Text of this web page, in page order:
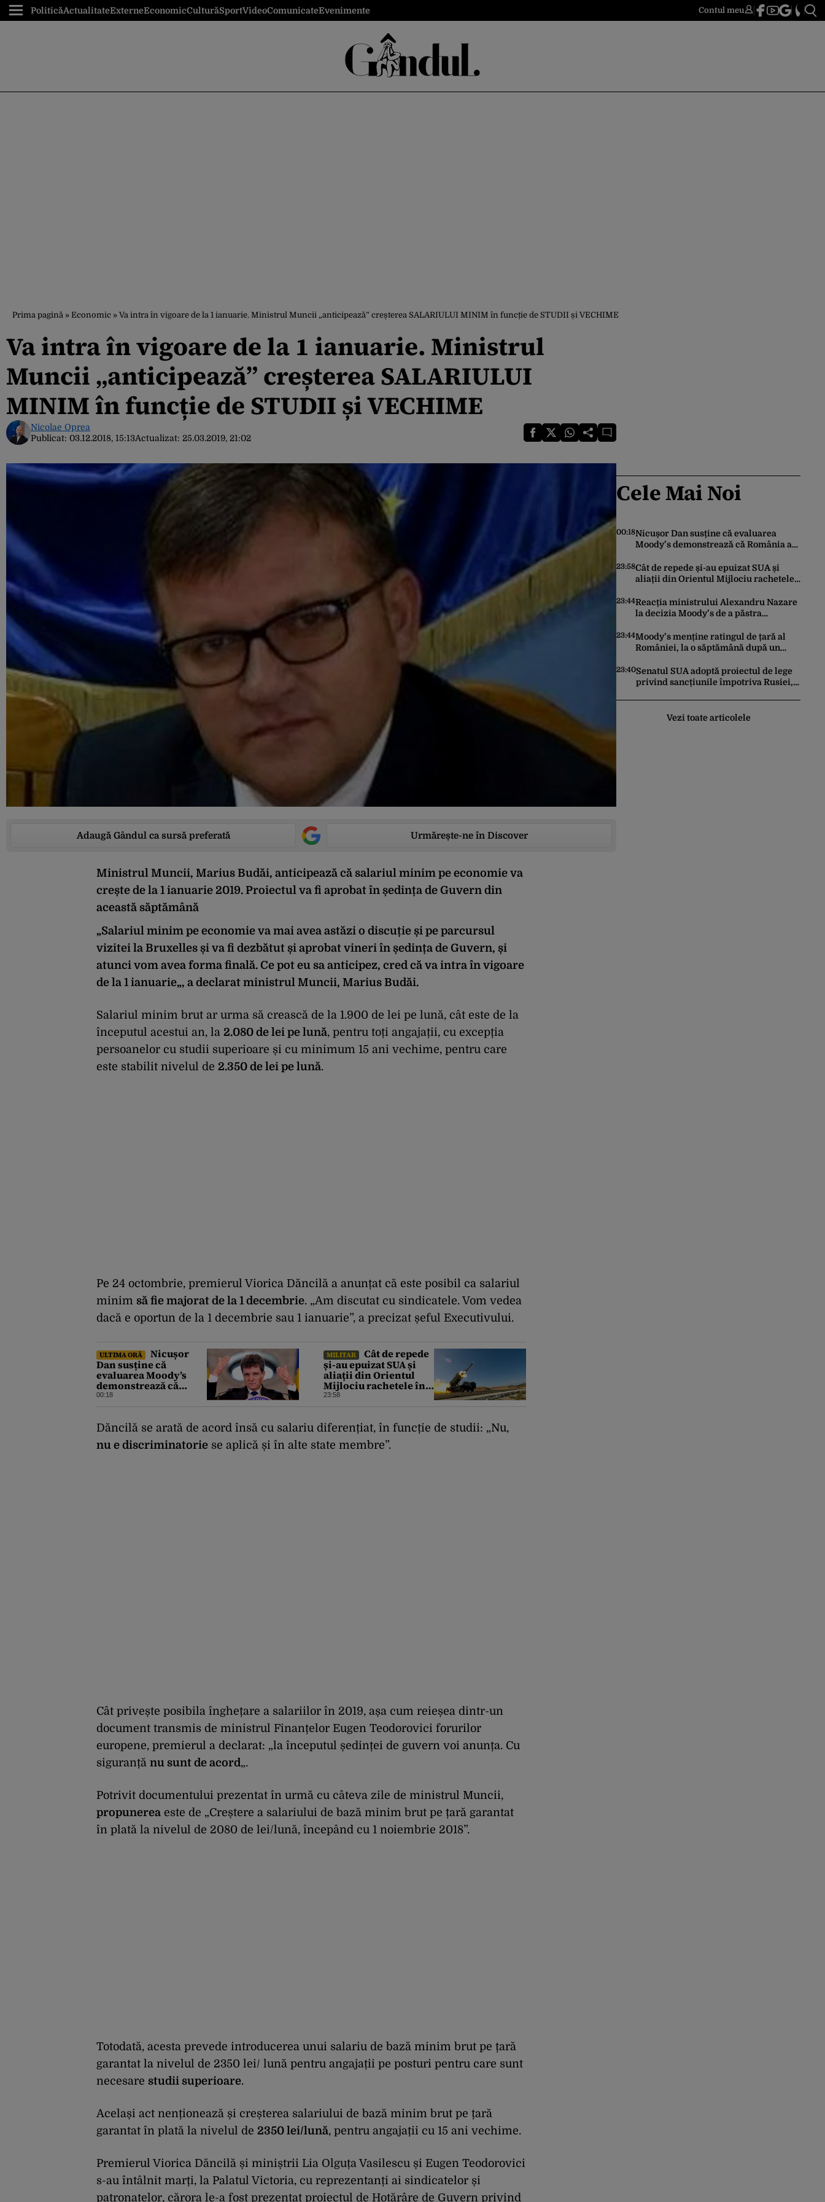
PoliticăActualitateExterneEconomicCulturăSportVideoComunicateEvenimente Contul meu
Prima pagină » Economic » Va intra în vigoare de la 1 ianuarie. Ministrul Muncii „anticipează” creșterea SALARIULUI MINIM în funcție de STUDII și VECHIME
Va intra în vigoare de la 1 ianuarie. Ministrul
Muncii „anticipează” creșterea SALARIULUI
MINIM în funcție de STUDII și VECHIME
Nicolae Oprea
Publicat: 03.12.2018, 15:13Actualizat: 25.03.2019, 21:02
Adaugă Gândul ca sursă preferată Urmărește-ne în Discover
Ministrul Muncii, Marius Budăi, anticipează că salariul minim pe economie va
crește de la 1 ianuarie 2019. Proiectul va fi aprobat în ședința de Guvern din
această săptămână
„Salariul minim pe economie va mai avea astăzi o discuție și pe parcursul
vizitei la Bruxelles și va fi dezbătut și aprobat vineri în ședința de Guvern, și
atunci vom avea forma finală. Ce pot eu sa anticipez, cred că va intra în vigoare
de la 1 ianuarie„, a declarat ministrul Muncii, Marius Budăi.
Salariul minim brut ar urma să crească de la 1.900 de lei pe lună, cât este de la
începutul acestui an, la 2.080 de lei pe lună, pentru toți angajații, cu excepția
persoanelor cu studii superioare și cu minimum 15 ani vechime, pentru care
este stabilit nivelul de 2.350 de lei pe lună.
Pe 24 octombrie, premierul Viorica Dăncilă a anunțat că este posibil ca salariul
minim să fie majorat de la 1 decembrie. „Am discutat cu sindicatele. Vom vedea
dacă e oportun de la 1 decembrie sau 1 ianuarie”, a precizat șeful Executivului.
ULTIMA ORĂ
Nicușor
Dan susține că
evaluarea Moody’s
demonstrează că
România a făcut pașii
investitorilor: „Totuși,
perspectiva rămâne
rezervată”
00:18
MILITAR
Cât de repede
și-au epuizat SUA și
aliații din Orientul
Mijlociu rachetele în
conflictul cu Iranul
23:58
Dăncilă se arată de acord însă cu salariu diferențiat, în funcție de studii: „Nu,
nu e discriminatorie se aplică și în alte state membre”.
Cât privește posibila înghețare a salariilor în 2019, așa cum reieșea dintr-un
document transmis de ministrul Finanțelor Eugen Teodorovici forurilor
europene, premierul a declarat: „la începutul ședinței de guvern voi anunța. Cu
siguranță nu sunt de acord„.
Potrivit documentului prezentat în urmă cu câteva zile de ministrul Muncii,
propunerea este de „Creștere a salariului de bază minim brut pe țară garantat
în plată la nivelul de 2080 de lei/lună, începând cu 1 noiembrie 2018”.
Totodată, acesta prevede introducerea unui salariu de bază minim brut pe țară
garantat la nivelul de 2350 lei/ lună pentru angajații pe posturi pentru care sunt
necesare studii superioare.
Același act nenționează și creșterea salariului de bază minim brut pe țară
garantat în plată la nivelul de 2350 lei/lună, pentru angajații cu 15 ani vechime.
Premierul Viorica Dăncilă și miniștrii Lia Olguța Vasilescu și Eugen Teodorovici
s-au întâlnit marți, la Palatul Victoria, cu reprezentanți ai sindicatelor și
patronatelor, cărora le-a fost prezentat proiectul de Hotărâre de Guvern privind
Cele Mai Noi
00:18Nicușor Dan susține că evaluarea
Moody’s demonstrează că România a
încrederea investitorilor: „Totuși,
perspectiva rămâne rezervată”
23:58Cât de repede și-au epuizat SUA și
aliații din Orientul Mijlociu rachetele
23:44Reacția ministrului Alexandru Nazare
la decizia Moody’s de a păstra
„Este un răgaz, dar în niciun caz un
motiv de relaxare”
23:44Moody’s menține ratingul de țară al
României, la o săptămână după un
unui guvern cu puteri depline,
principala vulnerabilitate din raport
23:40Senatul SUA adoptă proiectul de lege
privind sancțiunile împotriva Rusiei,
Vezi toate articolele